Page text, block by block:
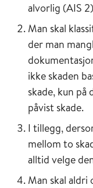
alvorlig (AIS
Man skal
der man
ikke skaden
skade, kun
påvist skade.
I tillegg,
mellom to
alltid velge
Man skal aldri